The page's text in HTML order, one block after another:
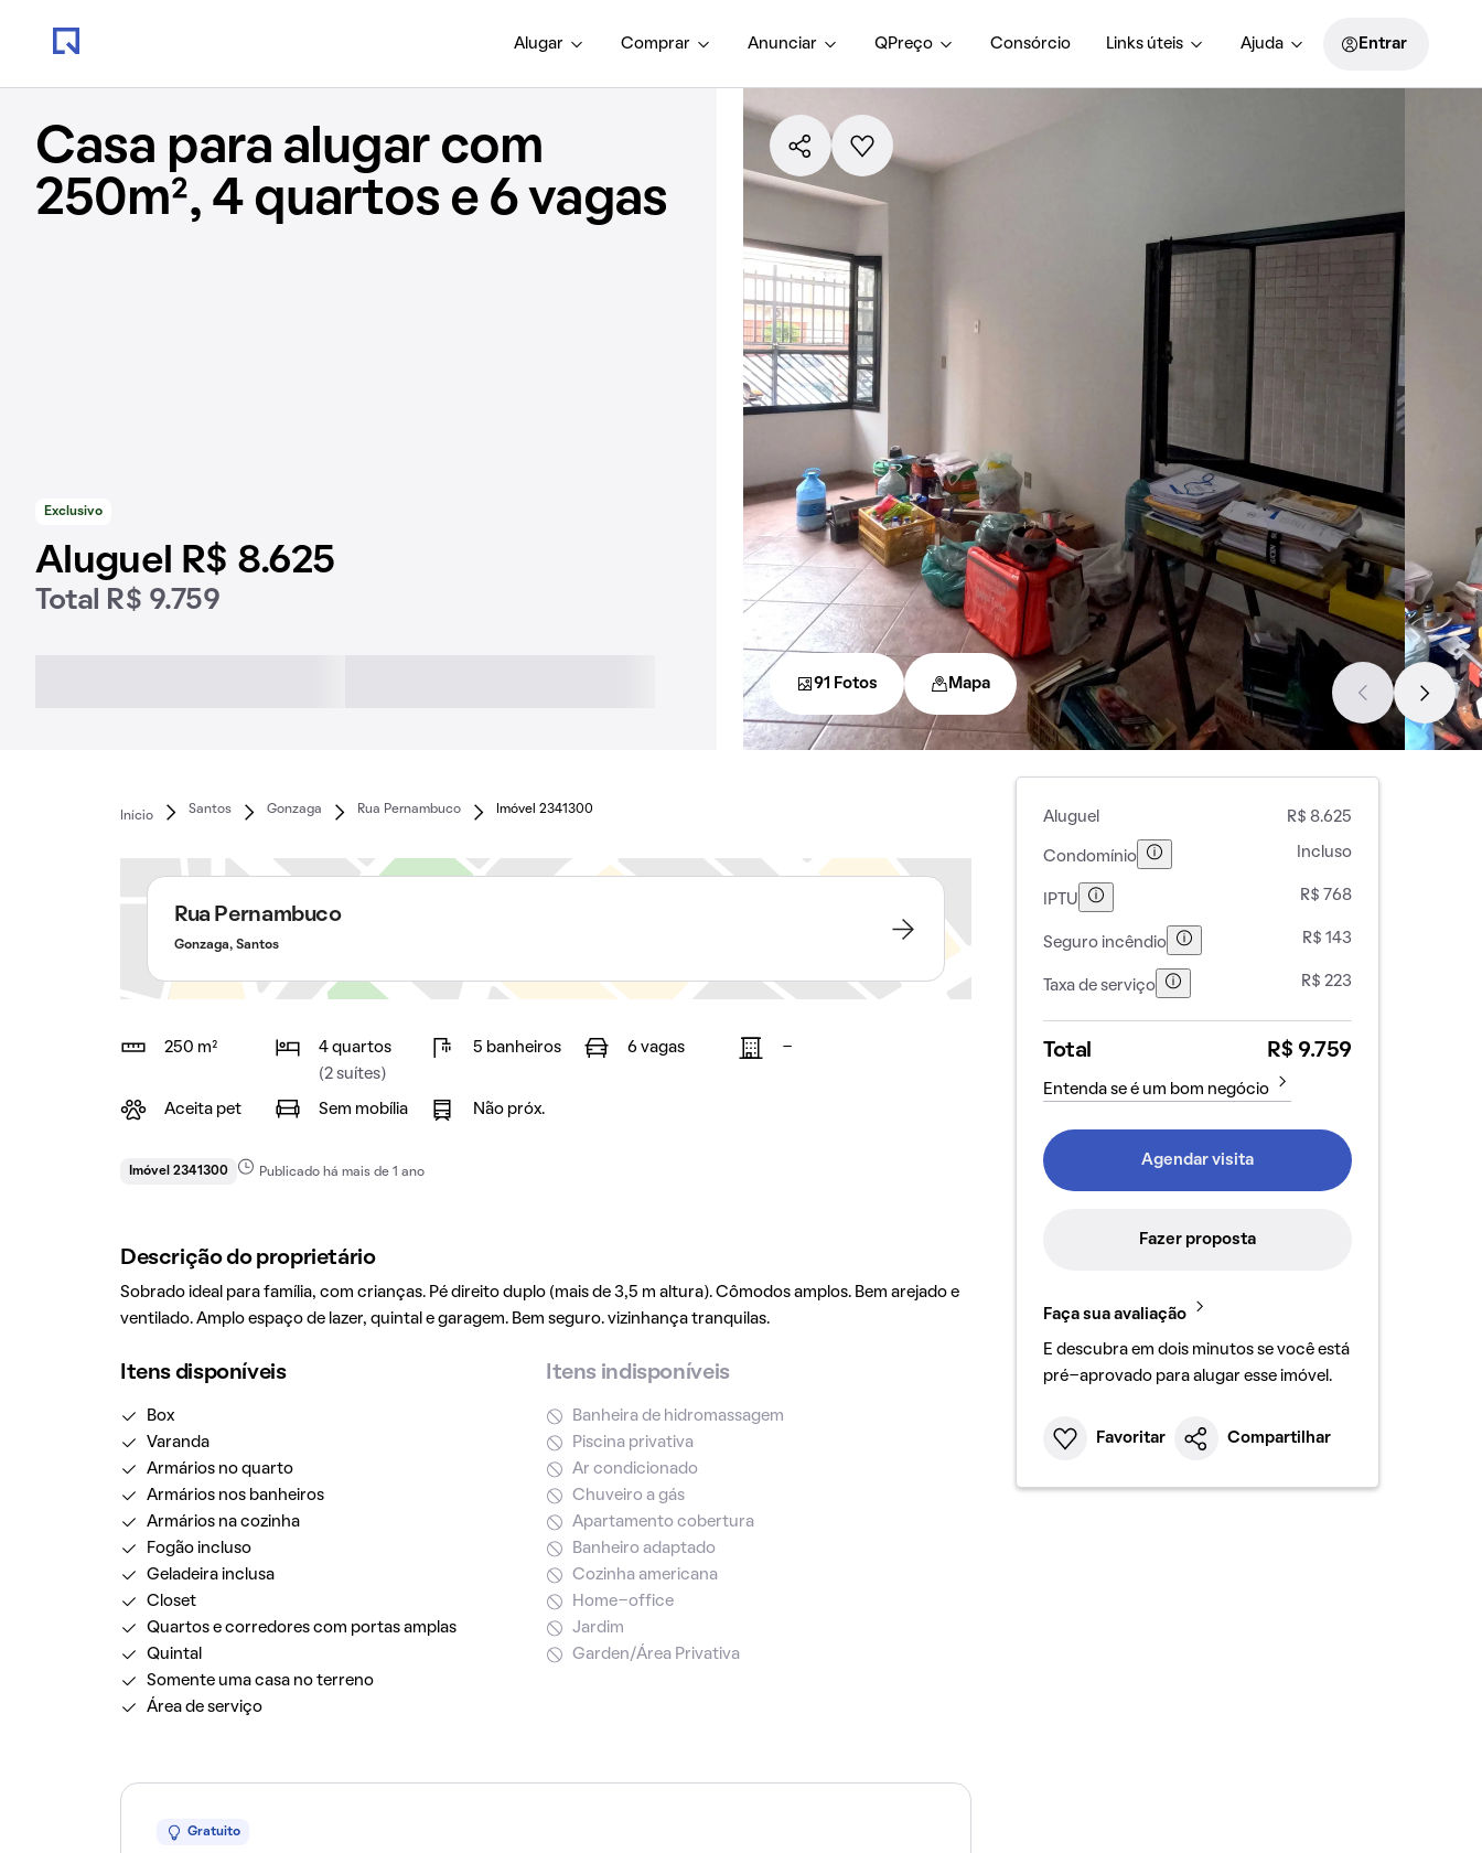
Alugar Comprar Anunciar QPreço Consórcio Links úteis Ajuda Entrar
Casa para alugar com
250m², 4 quartos e 6 vagas
Exclusivo
Aluguel R$ 8.625
Total R$ 9.759
91 Fotos Mapa
Início
Santos Gonzaga Rua Pernambuco Imóvel 2341300
Rua Pernambuco
Gonzaga, Santos
250 m²
4 quartos
(2 suítes)
5 banheiros 6 vagas -
Aceita pet Sem mobília Não próx.
Imóvel 2341300 Publicado há mais de 1 ano
Descrição do proprietário
Sobrado ideal para família, com crianças. Pé direito duplo (mais de 3,5 m altura). Cômodos amplos. Bem arejado e
ventilado. Amplo espaço de lazer, quintal e garagem. Bem seguro. vizinhança tranquilas.
Itens disponíveis
Box
Varanda
Armários no quarto
Armários nos banheiros
Armários na cozinha
Fogão incluso
Geladeira inclusa
Closet
Quartos e corredores com portas amplas
Quintal
Somente uma casa no terreno
Área de serviço
Itens indisponíveis
Banheira de hidromassagem
Piscina privativa
Ar condicionado
Chuveiro a gás
Apartamento cobertura
Banheiro adaptado
Cozinha americana
Home-office
Jardim
Garden/Área Privativa
Gratuito
Aluguel R$ 8.625
Condomínio Incluso
IPTU R$ 768
Seguro incêndio R$ 143
Taxa de serviço R$ 223
Total R$ 9.759
Entenda se é um bom negócio
Agendar visita
Fazer proposta
Faça sua avaliação
E descubra em dois minutos se você está
pré-aprovado para alugar esse imóvel.
Favoritar Compartilhar